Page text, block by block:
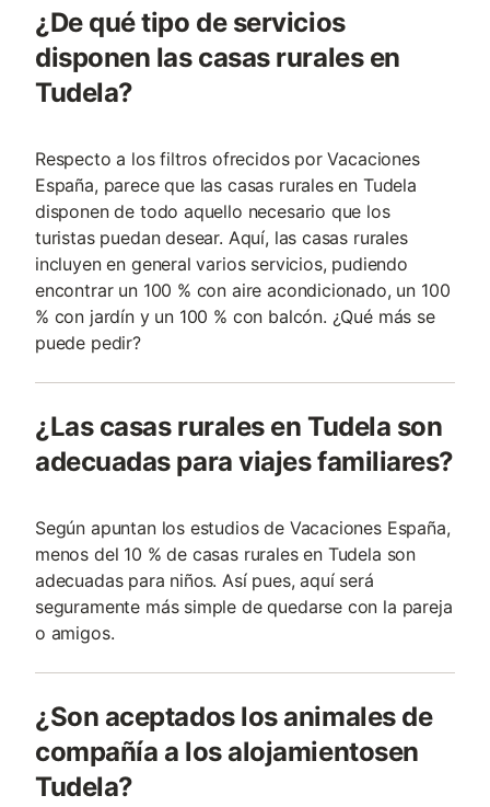
¿De qué tipo de servicios
disponen las casas rurales en
Tudela?
Respecto a los filtros ofrecidos por Vacaciones
España, parece que las casas rurales en Tudela
disponen de todo aquello necesario que los
turistas puedan desear. Aquí, las casas rurales
incluyen en general varios servicios, pudiendo
encontrar un 100 % con aire acondicionado, un 100
% con jardín y un 100 % con balcón. ¿Qué más se
puede pedir?
¿Las casas rurales en Tudela son
adecuadas para viajes familiares?
Según apuntan los estudios de Vacaciones España,
menos del 10 % de casas rurales en Tudela son
adecuadas para niños. Así pues, aquí será
seguramente más simple de quedarse con la pareja
o amigos.
¿Son aceptados los animales de
compañía a los alojamientosen
Tudela?